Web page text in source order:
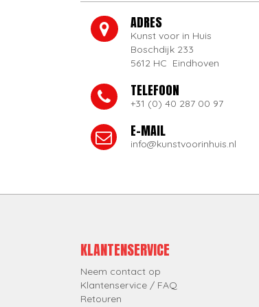
ADRES
Kunst voor in Huis
Boschdijk 233
5612 HC Eindhoven
TELEFOON
+31 (0) 40 287 00 97
E-MAIL
info@kunstvoorinhuis.nl
KLANTENSERVICE
Neem contact op
Klantenservice / FAQ
Retouren